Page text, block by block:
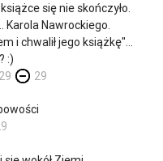
się nie skończyło.
Karola Nawrockiego.
i chwalił jego książkę"...
:)
29 29